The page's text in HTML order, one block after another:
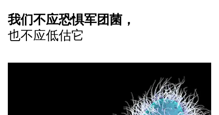
我们不应恐惧军团菌，
也不应低估它